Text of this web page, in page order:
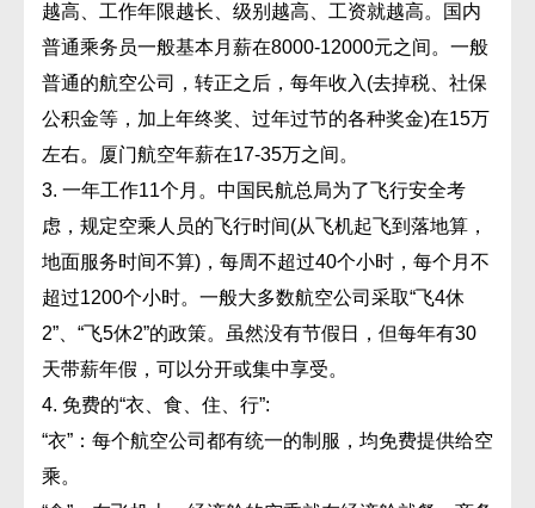
越高、工作年限越长、级别越高、工资就越高。国内
普通乘务员一般基本月薪在8000-12000元之间。一般
普通的航空公司，转正之后，每年收入(去掉税、社保
公积金等，加上年终奖、过年过节的各种奖金)在15万
左右。厦门航空年薪在17-35万之间。
3. 一年工作11个月。中国民航总局为了飞行安全考
虑，规定空乘人员的飞行时间(从飞机起飞到落地算，
地面服务时间不算)，每周不超过40个小时，每个月不
超过1200个小时。一般大多数航空公司采取“飞4休
2”、“飞5休2”的政策。虽然没有节假日，但每年有30
天带薪年假，可以分开或集中享受。
4. 免费的“衣、食、住、行”:
“衣”：每个航空公司都有统一的制服，均免费提供给空
乘。